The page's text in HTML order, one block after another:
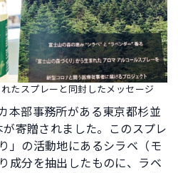
たスプレーと同封したメッセージ
本部事務所がある東京都杉並
寄贈されました。このスプレ
」の活動地にあるシラベ（モ
成分を抽出したものに、ラベ